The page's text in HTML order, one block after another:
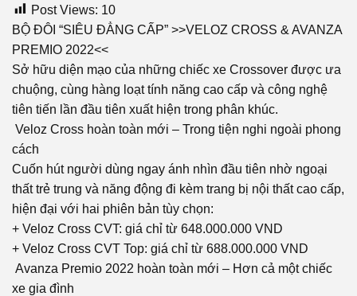
Post Views: 10
BỘ ĐÔI “SIÊU ĐẲNG CẤP” >>VELOZ CROSS & AVANZA
PREMIO 2022<<
Sở hữu diện mạo của những chiếc xe Crossover được ưa
chuộng, cùng hàng loạt tính năng cao cấp và công nghệ
tiên tiến lần đầu tiên xuất hiện trong phân khúc.
Veloz Cross hoàn toàn mới – Trong tiện nghi ngoài phong
cách
Cuốn hút người dùng ngay ánh nhìn đầu tiên nhờ ngoại
thất trẻ trung và năng động đi kèm trang bị nội thất cao cấp,
hiện đại với hai phiên bản tùy chọn:
+ Veloz Cross CVT: giá chỉ từ 648.000.000 VND
+ Veloz Cross CVT Top: giá chỉ từ 688.000.000 VND
Avanza Premio 2022 hoàn toàn mới – Hơn cả một chiếc
xe gia đình